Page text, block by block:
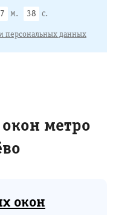
м. 37 с.
персональных данных
метро
окон